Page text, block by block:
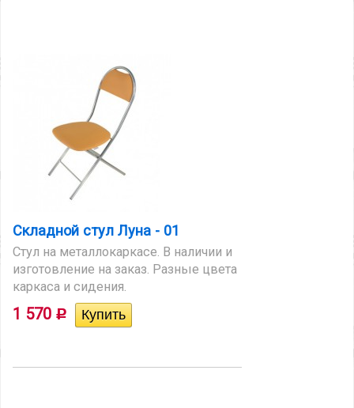
Складной стул Луна - 01
Стул на металлокаркасе. В наличии и
изготовление на заказ. Разные цвета
каркаса и сидения.
1 570 Р